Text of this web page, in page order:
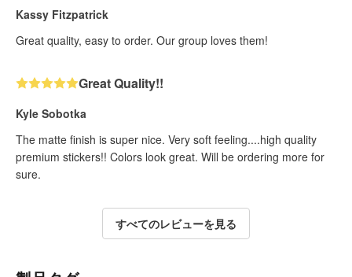
Kassy Fitzpatrick
Great quality, easy to order. Our group loves them!
Great Quality!!
Kyle Sobotka
The matte finish is super nice. Very soft feeling....high quality
premium stickers!! Colors look great. Will be ordering more for
sure.
すべてのレビューを見る